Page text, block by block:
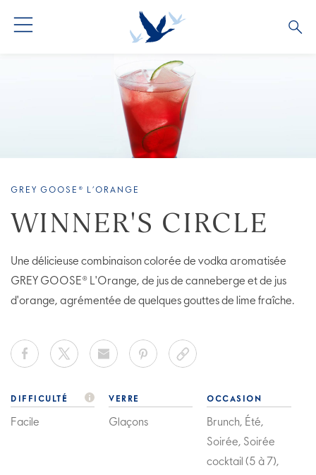
TOUS LES COCKTAILS
COLLECTIONS COCKTAILS
GREY GOOSE® L’ORANGE
WINNER'S CIRCLE
Une délicieuse combinaison colorée de vodka aromatisée
GREY GOOSE® L'Orange, de jus de canneberge et de jus
d'orange, agrémentée de quelques gouttes de lime fraîche.
DIFFICULTÉ
Facile
VERRE
Glaçons
OCCASION
Brunch, Été,
Soirée, Soirée
cocktail (5 à 7),